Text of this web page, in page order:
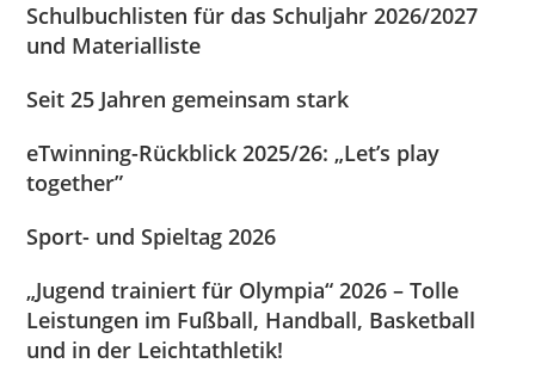
Schulbuchlisten für das Schuljahr 2026/2027
und Materialliste
Seit 25 Jahren gemeinsam stark
eTwinning-Rückblick 2025/26: „Let’s play
together”
Sport- und Spieltag 2026
„Jugend trainiert für Olympia“ 2026 – Tolle
Leistungen im Fußball, Handball, Basketball
und in der Leichtathletik!